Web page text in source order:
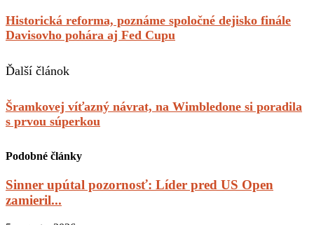
Historická reforma, poznáme spoločné dejisko finále
Davisovho pohára aj Fed Cupu
Ďalší článok
Šramkovej víťazný návrat, na Wimbledone si poradila
s prvou súperkou
Podobné články
Sinner upútal pozornosť: Líder pred US Open
zamieril...